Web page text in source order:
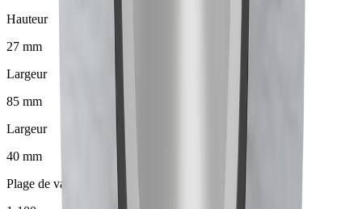
Hauteur
27 mm
Largeur
85 mm
Largeur
40 mm
Plage de variation